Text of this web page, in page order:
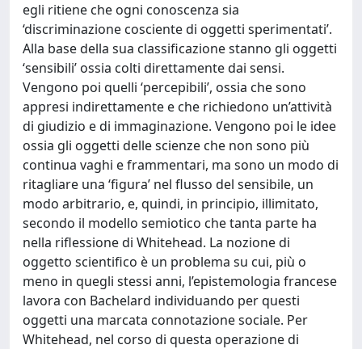
egli ritiene che ogni conoscenza sia
‘discriminazione cosciente di oggetti sperimentati’.
Alla base della sua classificazione stanno gli oggetti
‘sensibili’ ossia colti direttamente dai sensi.
Vengono poi quelli ‘percepibili’, ossia che sono
appresi indirettamente e che richiedono un’attività
di giudizio e di immaginazione. Vengono poi le idee
ossia gli oggetti delle scienze che non sono più
continua vaghi e frammentari, ma sono un modo di
ritagliare una ‘figura’ nel flusso del sensibile, un
modo arbitrario, e, quindi, in principio, illimitato,
secondo il modello semiotico che tanta parte ha
nella riflessione di Whitehead. La nozione di
oggetto scientifico è un problema su cui, più o
meno in quegli stessi anni, l’epistemologia francese
lavora con Bachelard individuando per questi
oggetti una marcata connotazione sociale. Per
Whitehead, nel corso di questa operazione di